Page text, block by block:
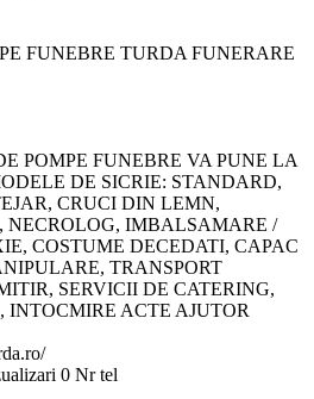
FUNEBRE TURDA FUNERARE
POMPE FUNEBRE VA PUNE LA
DE SICRIE: STANDARD,
CRUCI DIN LEMN,
NECROLOG, IMBALSAMARE /
COSTUME DECEDATI, CAPAC
TRANSPORT
SERVICII DE CATERING,
INTOCMIRE ACTE AJUTOR
0 Nr tel